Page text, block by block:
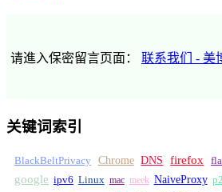
请進入保密留言页面： 联系我们 - 美
关键词索引
BlackBeltPrivacy Chrome DNS firefox
google ipv6 Linux mac meek NaiveProxy